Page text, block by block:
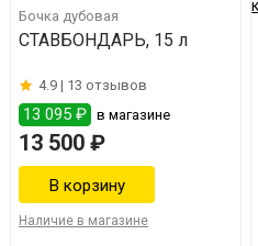
Бочка дубовая
СТАВБОНДАРЬ, 15 л
4.9 | 13 отзывов
13 095 ₽ в магазине
13 500 ₽
Наличие в магазине